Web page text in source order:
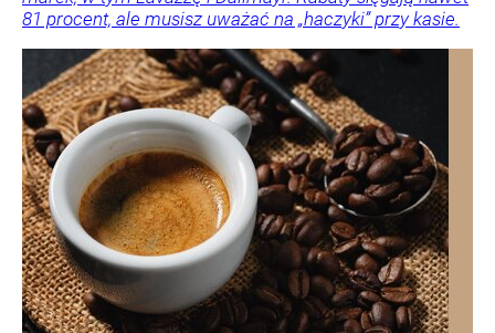
81 procent, ale musisz uważać na „haczyki” przy kasie.